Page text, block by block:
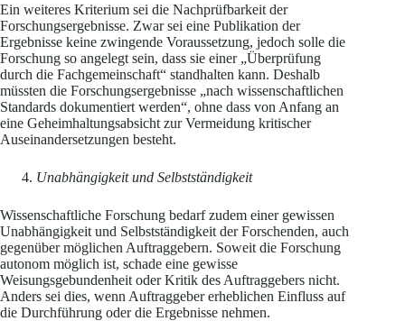
Ein weiteres Kriterium sei die Nachprüfbarkeit der
Forschungsergebnisse. Zwar sei eine Publikation der
Ergebnisse keine zwingende Voraussetzung, jedoch solle die
Forschung so angelegt sein, dass sie einer „Überprüfung
durch die Fachgemeinschaft“ standhalten kann. Deshalb
müssten die Forschungsergebnisse „nach wissenschaftlichen
Standards dokumentiert werden“, ohne dass von Anfang an
eine Geheimhaltungsabsicht zur Vermeidung kritischer
Auseinandersetzungen besteht.
Unabhängigkeit und Selbstständigkeit
Wissenschaftliche Forschung bedarf zudem einer gewissen
Unabhängigkeit und Selbstständigkeit der Forschenden, auch
gegenüber möglichen Auftraggebern. Soweit die Forschung
autonom möglich ist, schade eine gewisse
Weisungsgebundenheit oder Kritik des Auftraggebers nicht.
Anders sei dies, wenn Auftraggeber erheblichen Einfluss auf
die Durchführung oder die Ergebnisse nehmen.